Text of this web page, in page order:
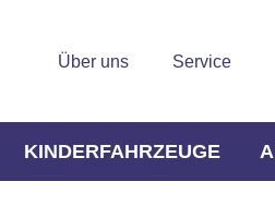
Über uns Service
KINDERFAHRZEUGE